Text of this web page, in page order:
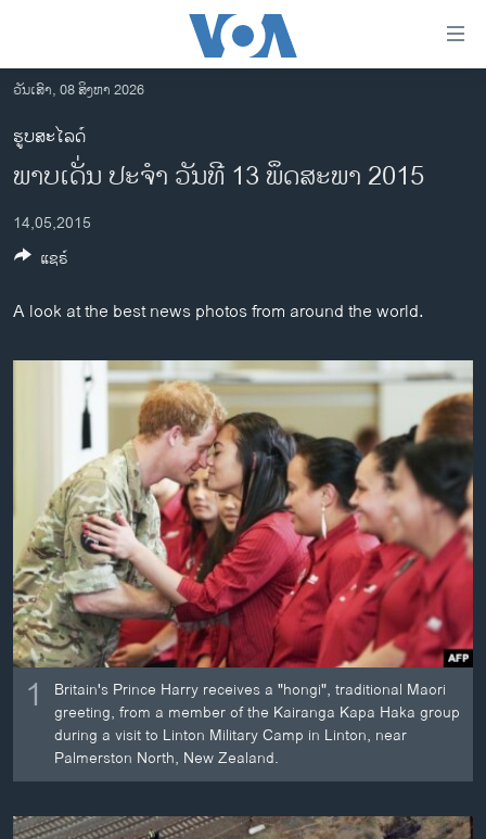
ເຂົ້າ
ຫາ
ຂ້າມ
ຂ້າມ
ໄປ
ຫາ
ຄົ້ນ
ລາວ
ອາເມຣິກາ
ການເລືອກຕັ້ງ ປະທານາທີບໍດີ ສະຫະລັດ 2024
ຂ່າວ​ຈີນ
ໂລກ
ອິດສະຫຼະພາບດ້ານການຂ່າວ
ຊີວິດຊາວລາວ
ຊຸມຊົນຊາວລາວ
ວິທະຍາສາດ-ເທັກໂນໂລຈີ
ທຸລະກິດ
ພາສາອັງກິດ
ວີດີໂອ
ສຽງ
ລາຍການກະຈາຍສຽງ
ລາຍງານ
ຕິດຕາມພວກເຮົາ ທີ່
ພາສາຕ່າງໆ
ວັນເສົາ, 08 ສິງຫາ 2026
ຮູບສະໄລດ໌
ພາບເດັ່ນ ປະຈຳ ວັນທີ 13 ພຶດສະພາ 2015
14,05,2015
A look at the best news photos from around the world.
1
Britain's Prince Harry receives a "hongi", traditional Maori
greeting, from a member of the Kairanga Kapa Haka group
during a visit to Linton Military Camp in Linton, near
Palmerston North, New Zealand.
ແຊຣ໌